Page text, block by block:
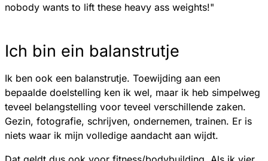
nobody wants to lift these heavy ass weights!"
Ich bin ein balanstrutje
Ik ben ook een balanstrutje. Toewijding aan een
bepaalde doelstelling ken ik wel, maar ik heb simpelweg
teveel belangstelling voor teveel verschillende zaken.
Gezin, fotografie, schrijven, ondernemen, trainen. Er is
niets waar ik mijn volledige aandacht aan wijdt.